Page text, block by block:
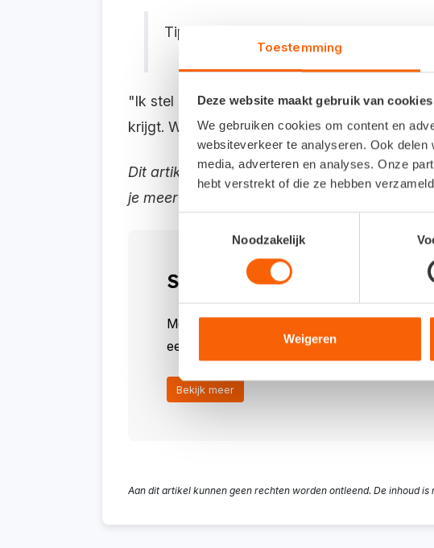
Toestemming
Deze website maakt gebruik van cookies
We gebruiken cookies om content en
websiteverkeer te analyseren. Ook
media, adverteren en analyses. Onze
hebt verstrekt of die ze hebben
Noodzakelijk
Weigeren
Tip 3. Stel een winstplan op voor je
"Ik stel altijd een winstplan op.Een plan waarin
krijgt. Winstmotiveert ondernemers enorm,
Dit artikel is onderdeel van het artikel 'De
je meer weten over de methode die Anita
Slimmer en sneller
Met Snelstart kies je zelf in hoeverre je je
een geautomatiseerd debiteurenbeheer en/
Bekijk meer
Aan dit artikel kunnen geen rechten worden ontleend. De inhoud